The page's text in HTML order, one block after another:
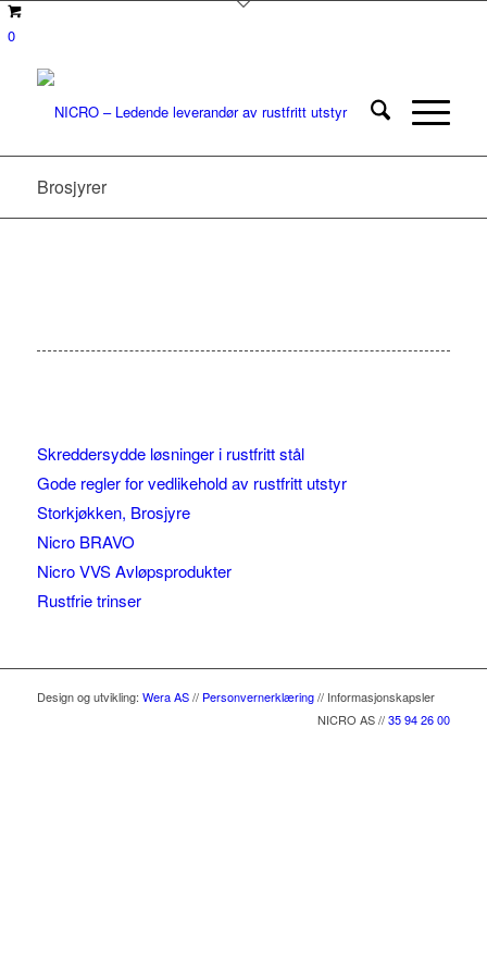
0
Brosjyrer
Skreddersydde løsninger i rustfritt stål
Gode regler for vedlikehold av rustfritt utstyr
Storkjøkken, Brosjyre
Nicro BRAVO
Nicro VVS Avløpsprodukter
Rustfrie trinser
Design og utvikling: Wera AS// Personvernerklæring// Informasjonskapsler
NICRO AS //35 94 26 00